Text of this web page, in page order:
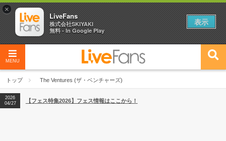
MENU
トップ The Ventures (ザ・ベンチャーズ)
2026
04/27
2026
【ライブ動員ランキング】2026年上半期編発表！
2026
04/27
【フェス特集2026】フェス情報はここから！
×
LiveFans
株式会社SKIYAKI
無料 - In Google Play
表示